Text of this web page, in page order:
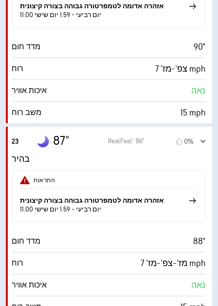
כיסוי עננים 30%
תקרת עננים ‎30000 ft
אזהרה אדומה לטמפרטורה גבוהה בצורה קיצונית
11:00 יום רביעי - 1:59 יום שישי
מדד חום 90°
רוח צפ'-מז' 7 mph
איכות אוויר נאה
משב רוח 15 mph
נקודת טל
AccuLumen Brightness Index™
כיסוי עננים 19%
תקרת עננים ‎30000 ft
23 87° RealFeel® 86° 0%
בהיר
התראות
אזהרה אדומה לטמפרטורה גבוהה בצורה קיצונית
11:00 יום רביעי - 1:59 יום שישי
מדד חום 88°
רוח מז'-צפ'-מז' 7 mph
איכות אוויר נאה